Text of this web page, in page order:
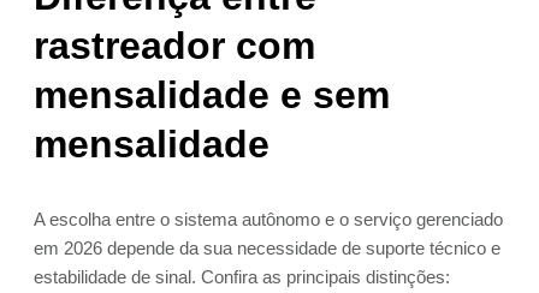
rastreador com
mensalidade e sem
mensalidade
A escolha entre o sistema autônomo e o serviço gerenciado
em 2026 depende da sua necessidade de suporte técnico e
estabilidade de sinal. Confira as principais distinções: